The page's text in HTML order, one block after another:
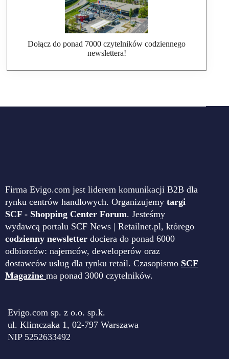
Dołącz do ponad 7000 czytelników codziennego
newslettera!
Firma Evigo.com jest liderem komunikacji B2B dla
rynku centrów handlowych. Organizujemy targi
SCF - Shopping Center Forum. Jesteśmy
wydawcą portalu SCF News | Retailnet.pl, którego
codzienny newsletter dociera do ponad 6000
odbiorców: najemców, deweloperów oraz
dostawców usług dla rynku retail. Czasopismo SCF
Magazine ma ponad 3000 czytelników.
Evigo.com sp. z o.o. sp.k.
ul. Klimczaka 1, 02-797 Warszawa
NIP 5252633492